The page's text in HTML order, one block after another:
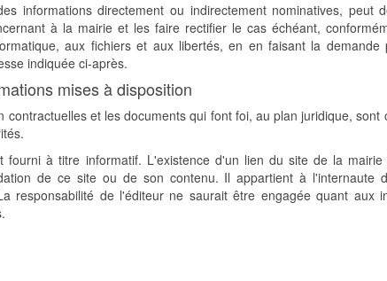
informations directement ou indirectement nominatives, peut
à la mairie et les faire rectifier le cas échéant,
aux fichiers et aux libertés, en en faisant la demande
indiquée ci-après.
mises à disposition
et les documents qui font foi, au plan juridique, sont
à titre informatif. L'existence d'un lien du site de la
de ce site ou de son contenu. Il appartient à l'internaute
responsabilité de l'éditeur ne saurait être engagée quant aux